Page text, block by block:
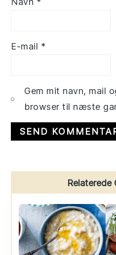
E-mail *
Gem mit navn, mail
browser til næste
Sidebar
Relaterede